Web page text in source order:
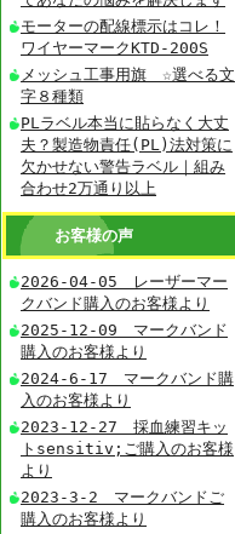
モーターの配線標示はコレ！
ワイヤーマークKTD-200S
メッシュ工事用旗 ☆選べる文
字８種類
PLラベル本当に貼らなく大丈
夫？製造物責任(PL)法対策に
欠かせない警告ラベル｜組み
合わせ2万通り以上
お客様の声
2026-04-05 レーザーマー
クバンド購入のお客様より
2025-12-09 マークバンド
購入のお客様より
2024-6-17 マークバンド購
入のお客様より
2023-12-27 採血練習キッ
トsensitiv;ご購入のお客様
より
2023-3-2 マークバンドご
購入のお客様より